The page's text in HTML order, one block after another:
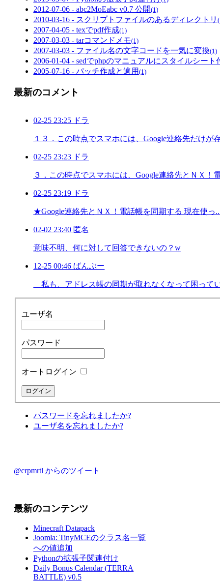
2012-07-06 - abc2MoEabc v0.7 公開(1)
2010-03-16 - スクリプトファイルのあるディレクトリ
2007-04-05 - texでpdf作成(1)
2007-03-03 - tarコマンドメモ(1)
2007-03-03 - ファイル名の文字コードを一気に変換(1)
2006-01-04 - sedでphpのマニュアルにスタイルシート
2005-07-16 - パッチ作成と適用 (1)
最新のコメント
02-25 23:25 ドラ
１３．この時点でスマホには、Google連絡先だけが
02-25 23:23 ドラ
３．この時点でスマホには、Google連絡先とＮＸ！
02-25 23:19 ドラ
★Google連絡先とＮＸ！電話帳を同期する 現在使っ
02-02 23:40 匿名
意味不明、何に対して回答できないの？w
12-25 00:46 ばんぶー
私も、アドレス帳の同期が取れなくなって困って
ユーザ名
パスワード
オートログイン
パスワードを忘れましたか?
ユーザ名を忘れましたか?
@crpmrtl からのツイート
最新のコンテンツ
Minecraft Datapack
Joomla: TinyMCEのクラス名一覧
への値追加
Pythonの拡張子関連付け
Daily Bonus Calendar (TERRA
BATTLE) v0.5